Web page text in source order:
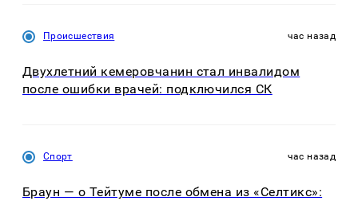
Происшествия час назад
Двухлетний кемеровчанин стал инвалидом
после ошибки врачей: подключился СК
Спорт час назад
Браун — о Тейтуме после обмена из «Селтикс»: